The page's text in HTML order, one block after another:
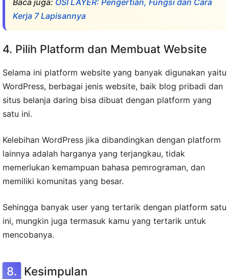
Kerja 7 Lapisannya
4. Pilih Platform dan Membuat Website
Selama ini platform website yang banyak digunakan yaitu
WordPress, berbagai jenis website, baik blog pribadi dan
situs belanja daring bisa dibuat dengan platform yang
satu ini.
Kelebihan WordPress jika dibandingkan dengan platform
lainnya adalah harganya yang terjangkau, tidak
memerlukan kemampuan bahasa pemrograman, dan
memiliki komunitas yang besar.
Sehingga banyak user yang tertarik dengan platform satu
ini, mungkin juga termasuk kamu yang tertarik untuk
mencobanya.
Kesimpulan